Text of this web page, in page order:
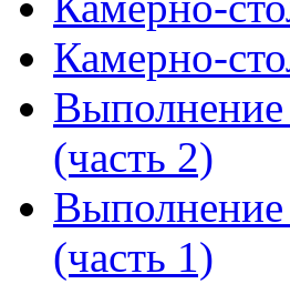
Камерно-
Выполнение
(часть 2)
Выполнение
(часть 1)